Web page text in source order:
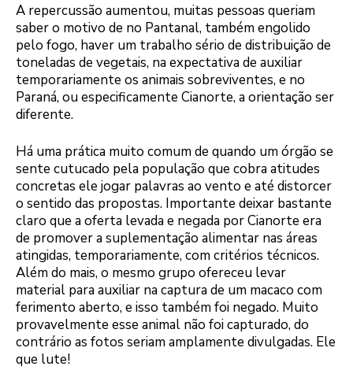
A repercussão aumentou, muitas pessoas queriam
saber o motivo de no Pantanal, também engolido
pelo fogo, haver um trabalho sério de distribuição de
toneladas de vegetais, na expectativa de auxiliar
temporariamente os animais sobreviventes, e no
Paraná, ou especificamente Cianorte, a orientação ser
diferente.
Há uma prática muito comum de quando um órgão se
sente cutucado pela população que cobra atitudes
concretas ele jogar palavras ao vento e até distorcer
o sentido das propostas. Importante deixar bastante
claro que a oferta levada e negada por Cianorte era
de promover a suplementação alimentar nas áreas
atingidas, temporariamente, com critérios técnicos.
Além do mais, o mesmo grupo ofereceu levar
material para auxiliar na captura de um macaco com
ferimento aberto, e isso também foi negado. Muito
provavelmente esse animal não foi capturado, do
contrário as fotos seriam amplamente divulgadas. Ele
que lute!